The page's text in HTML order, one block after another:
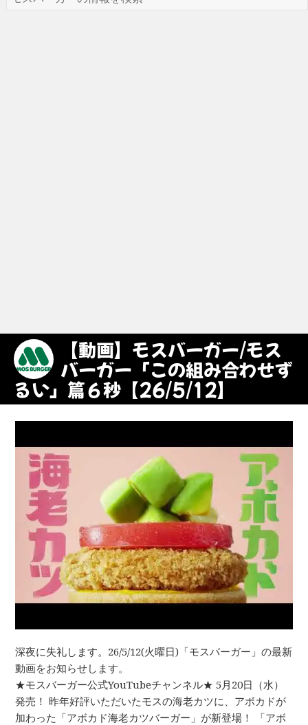
【動画】モスバーガー/モス
バーガー「この組み合わせず
るい」篇６秒【26/5/12】
深夜に失礼します。26/5/12(火曜日)「モスバーガー」の最新
動画をお知らせします。
★モスバーガー公式YouTubeチャンネル★ 5月20日（水）
発売！ 昨年好評いただいたモスの海老カツに、アボカドが
加わった「アボカド海老カツバーガー」が新登場！ 「アボ